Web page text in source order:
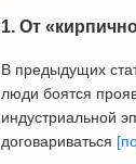
1. От
В предыдущих
люди боятся
индустриальной
договариваться